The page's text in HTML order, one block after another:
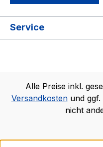
Service
Alle Preise inkl.
Versandkostenund ggf.
nicht